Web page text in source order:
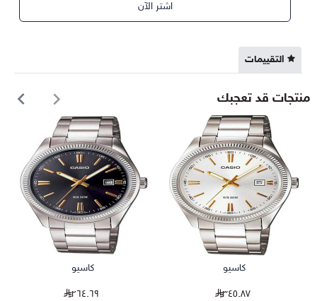
اشتر الآن
التقييمات
منتجات قد تعجبك
كاسيو
٣٤٥.٨٧
كاسيو
٢٦٤.٦٩